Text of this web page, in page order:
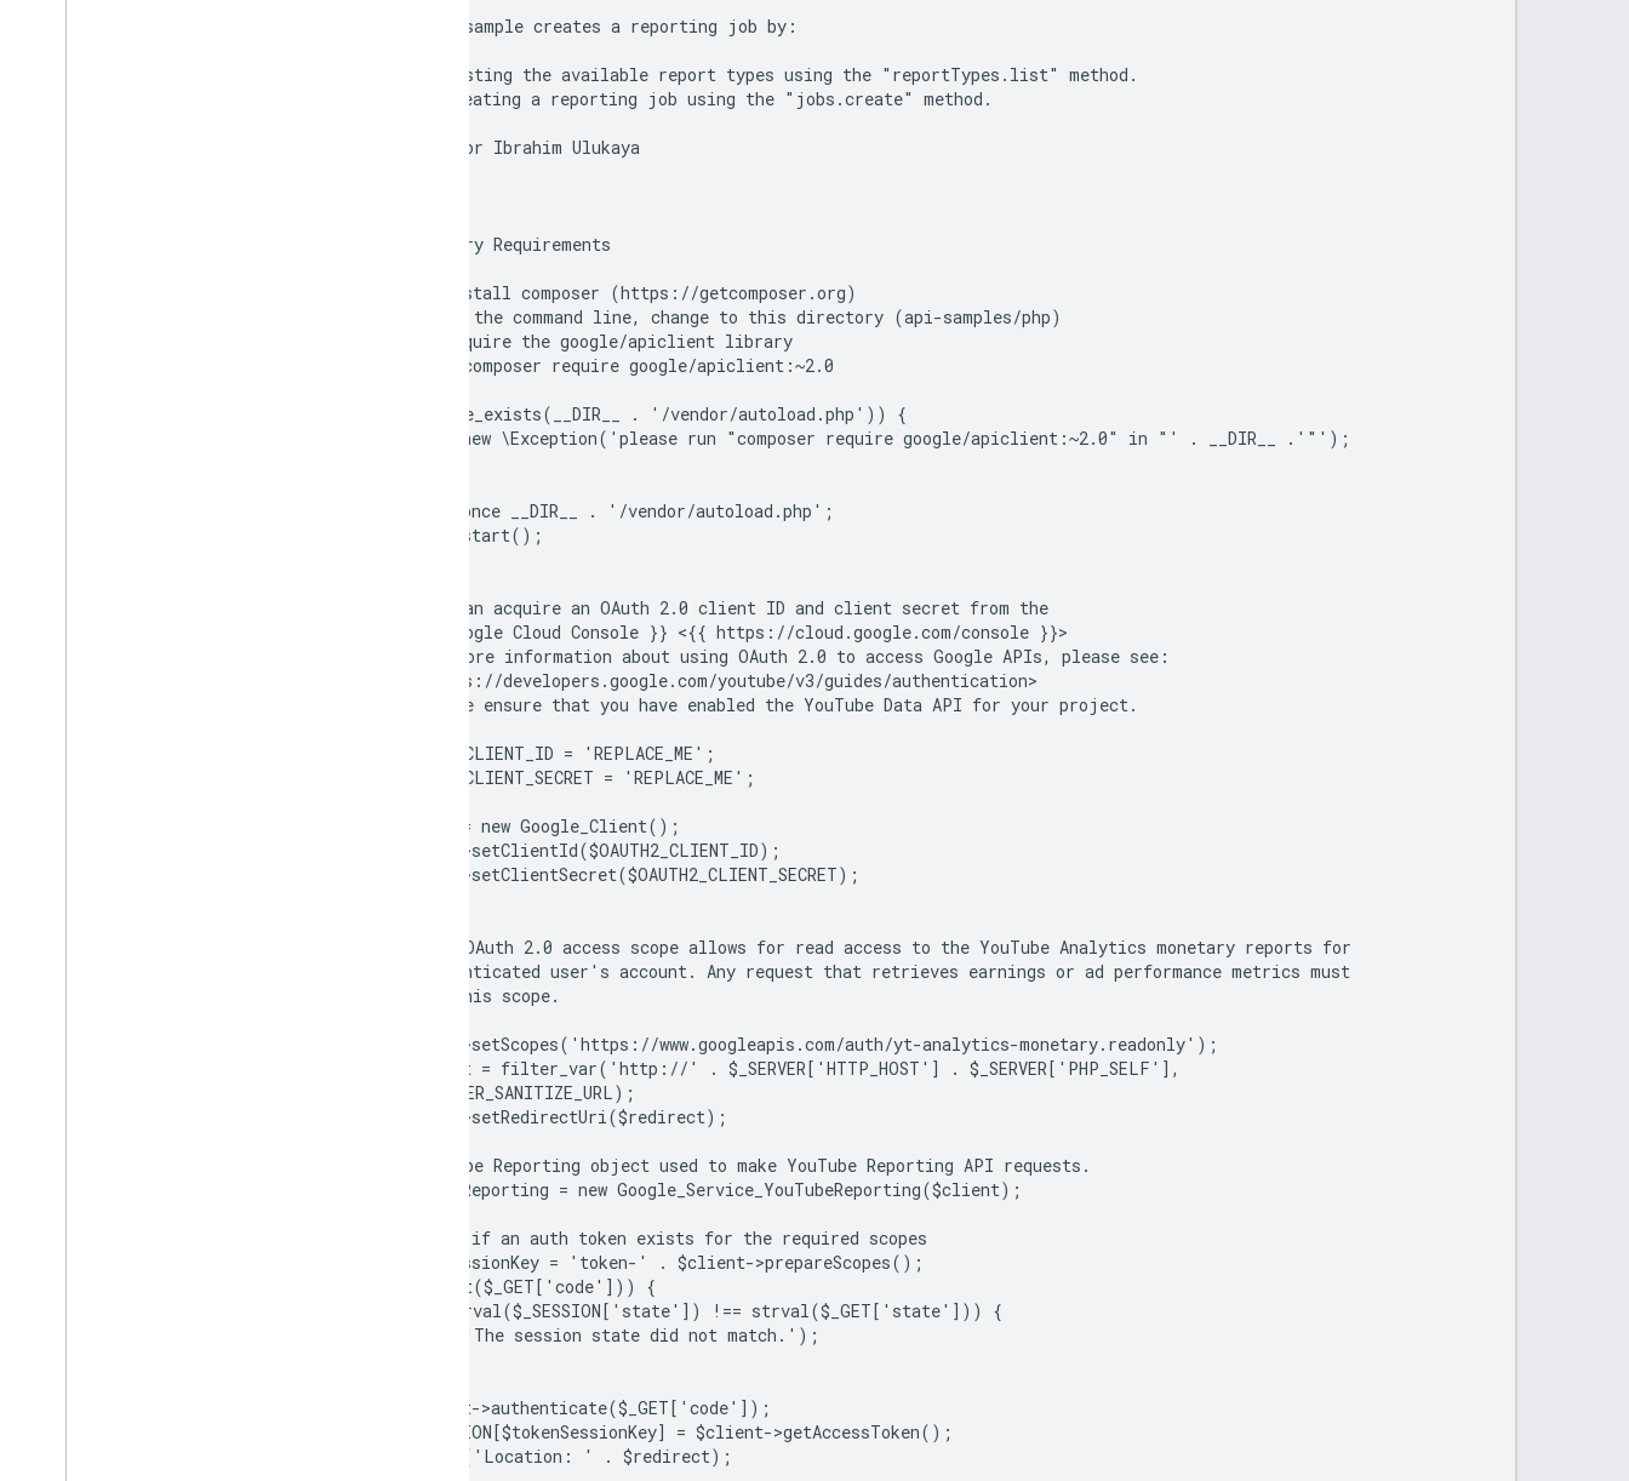
* This sample creates a reporting job by:
* 1. Listing the available report types using the "reportTypes.list" method.
* 2. Creating a reporting job using the "jobs.create" method.
* @author Ibrahim Ulukaya
* Library Requirements
* 1. Install composer (https://getcomposer.org)
* 2. On the command line, change to this directory (api-samples/php)
* 3. Require the google/apiclient library
*    $ composer require google/apiclient:~2.0
if (!file_exists(__DIR__ . '/vendor/autoload.php')) {
  throw new \Exception('please run "composer require google/apiclient:~2.0" in "' . __DIR__ .'"');
require_once __DIR__ . '/vendor/autoload.php';
session_start();
* You can acquire an OAuth 2.0 client ID and client secret from the
* {{ Google Cloud Console }} <{{ https://cloud.google.com/console }}
* For more information about using OAuth 2.0 to access Google APIs, please see:
* <https://developers.google.com/youtube/v3/guides/authentication>
* Please ensure that you have enabled the YouTube Data API for your project.
$OAUTH2_CLIENT_ID = 'REPLACE_ME';
$OAUTH2_CLIENT_SECRET = 'REPLACE_ME';
$client = new Google_Client();
$client->setClientId($OAUTH2_CLIENT_ID);
$client->setClientSecret($OAUTH2_CLIENT_SECRET);
* This OAuth 2.0 access scope allows for read access to the YouTube Analytics monetary reports for
* authenticated user's account. Any request that retrieves earnings or ad performance metrics must
* use this scope.
$client->setScopes('https://www.googleapis.com/auth/yt-analytics-monetary.readonly');
$redirect = filter_var('http://' . $_SERVER['HTTP_HOST'] . $_SERVER['PHP_SELF'],
    FILTER_SANITIZE_URL);
$client->setRedirectUri($redirect);
// YouTube Reporting object used to make YouTube Reporting API requests.
$youtubeReporting = new Google_Service_YouTubeReporting($client);
// Check if an auth token exists for the required scopes
$tokenSessionKey = 'token-' . $client->prepareScopes();
if (isset($_GET['code'])) {
  if (strval($_SESSION['state']) !== strval($_GET['state'])) {
    die('The session state did not match.');
  $client->authenticate($_GET['code']);
  $_SESSION[$tokenSessionKey] = $client->getAccessToken();
  header('Location: ' . $redirect);